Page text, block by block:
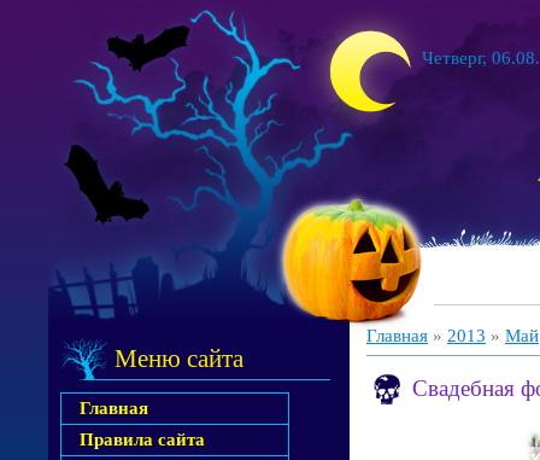
Четверг,
Меню сайта
Главная
Правила сайта
Главная » 2013 » Май
Свадебная